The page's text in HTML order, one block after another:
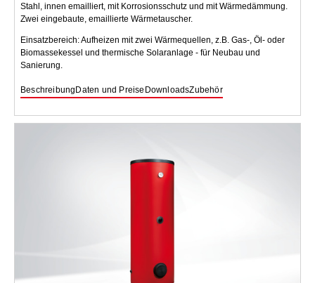
Stahl, innen emailliert, mit Korrosionsschutz und mit Wärmedämmung.
Zwei eingebaute, emaillierte Wärmetauscher.
Einsatzbereich: Aufheizen mit zwei Wärmequellen, z.B. Gas-, Öl- oder
Biomassekessel und thermische Solaranlage - für Neubau und
Sanierung.
Beschreibung Daten und Preise DownloadsZubehör